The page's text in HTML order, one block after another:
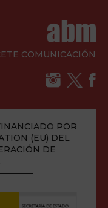
COMUNICACIÓN
POR
(EU) DEL
DE